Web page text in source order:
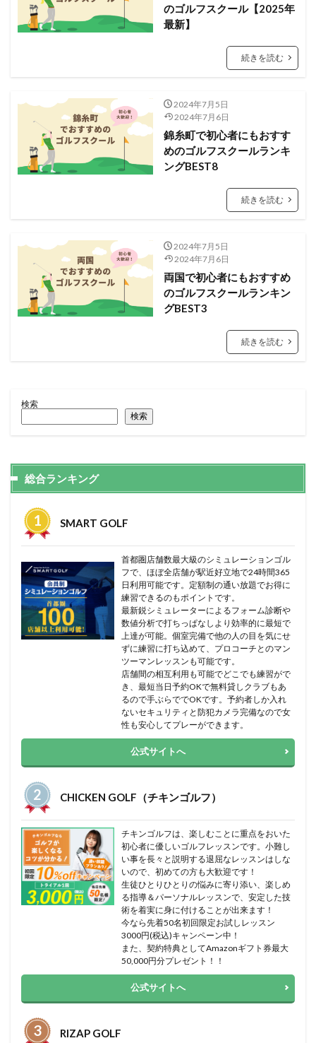
のゴルフスクール【2025年
最新】
続きを読む
2024年7月5日
2024年7月6日
錦糸町で初心者にもおすす
めのゴルフスクールランキ
ングBEST8
続きを読む
2024年7月5日
2024年7月6日
両国で初心者にもおすすめ
のゴルフスクールランキン
グBEST3
続きを読む
検索
検索
総合ランキング
SMART GOLF
首都圏店舗数最大級のシミュレーションゴル
フで、ほぼ全店舗が駅近好立地で24時間365
日利用可能です。定額制の通い放題でお得に
練習できるのもポイントです。
最新鋭シミュレーターによるフォーム診断や
数値分析で打ちっぱなしより効率的に最短で
上達が可能。個室完備で他の人の目を気にせ
ずに練習に打ち込めて、プロコーチとのマン
ツーマンレッスンも可能です。
店舗間の相互利用も可能でどこでも練習がで
き、最短当日予約OKで無料貸しクラブもあ
るので手ぶらででOKです。予約者しか入れ
ないセキュリティと防犯カメラ完備なので女
性も安心してプレーができます。
公式サイトへ
CHICKEN GOLF（チキンゴルフ）
チキンゴルフは、楽しむことに重点をおいた
初心者に優しいゴルフレッスンです。小難し
い事を長々と説明する退屈なレッスンはしな
いので、初めての方も大歓迎です！
生徒ひとりひとりの悩みに寄り添い、楽しめ
る指導＆パーソナルレッスンで、安定した技
術を着実に身に付けることが出来ます！
今なら先着50名初回限定お試しレッスン
3000円(税込)キャンペーン中！
また、契約特典としてAmazonギフト券最大
50,000円分プレゼント！！
公式サイトへ
RIZAP GOLF